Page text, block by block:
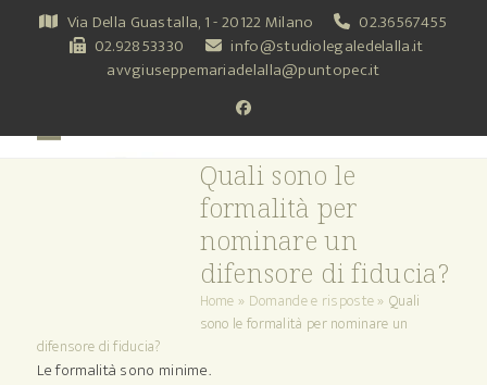
Via Della Guastalla, 1 - 20122 Milano
02.36567455
02.92853330
info@studiolegaledelalla.it
avvgiuseppemariadelalla@puntopec.it
Facebook
Quali sono le
formalità per
nominare un
difensore di fiducia?
Home » Domande e risposte» Quali
sono le formalità per nominare un
difensore di fiducia?
Le formalità sono minime.